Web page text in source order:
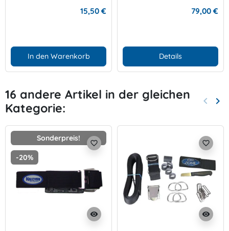
15,50 €
In den Warenkorb
79,00 €
Details
16 andere Artikel in der gleichen
Kategorie:
Zurück
keyboard_arrow_left keyboard_arrow_right
Sonderpreis!
-20%
visibility
favorite_border
visibility
favorite_border